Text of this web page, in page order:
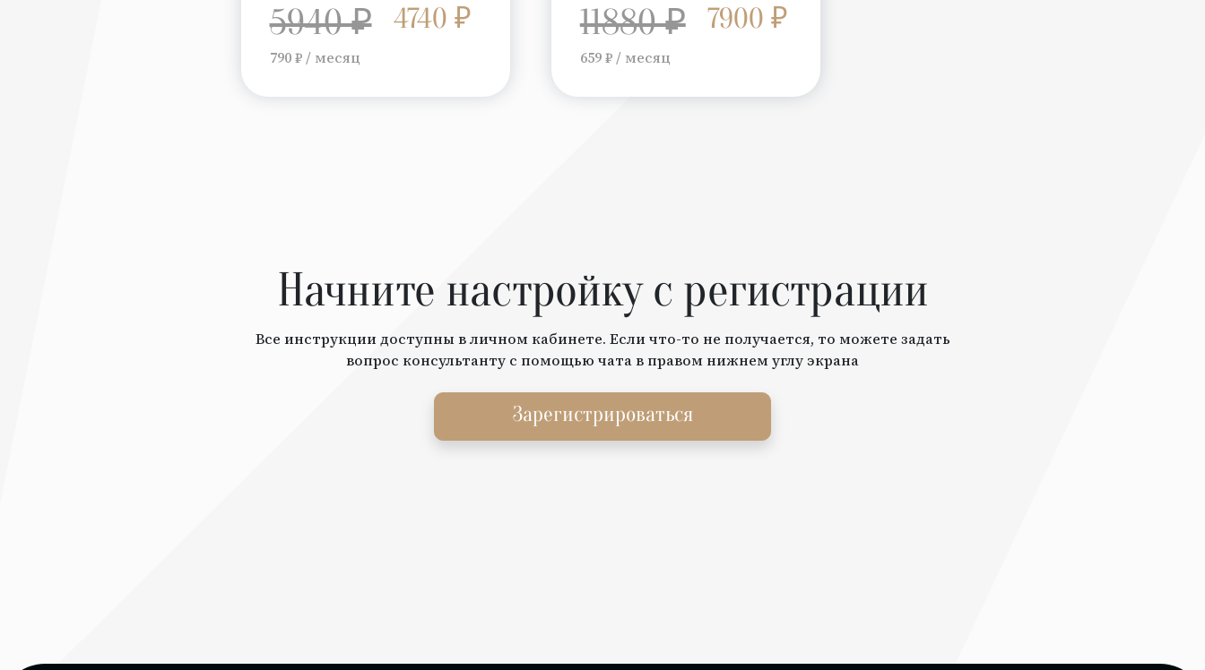
5940 ₽ 4740 ₽
790 ₽ / месяц
11880 ₽ 7900 ₽
659 ₽ / месяц
Начните настройку с регистрации
Все инструкции доступны в личном кабинете. Если что-то не получается, то можете задать
вопрос консультанту с помощью чата в правом нижнем углу экрана
Зарегистрироваться